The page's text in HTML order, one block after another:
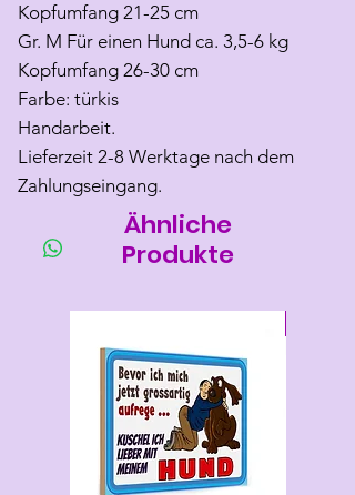
Kopfumfang 21-25 cm
Gr. M Für einen Hund ca. 3,5-6 kg
Kopfumfang 26-30 cm
Farbe: türkis
Handarbeit.
Lieferzeit 2-8 Werktage nach dem
Zahlungseingang.
Ähnliche
Produkte